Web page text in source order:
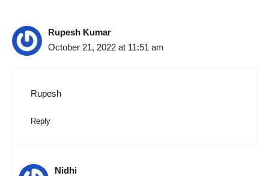
Rupesh Kumar
October 21, 2022 at 11:51 am
Rupesh
Reply
Nidhi